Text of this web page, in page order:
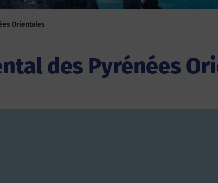
Orientales
des Pyrénées